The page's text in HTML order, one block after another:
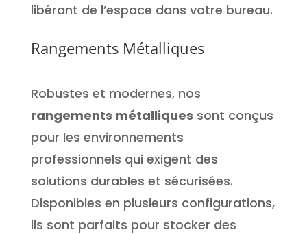
libérant de l’espace dans votre bureau.
Rangements Métalliques
Robustes et modernes, nos
rangements métalliques sont conçus
pour les environnements
professionnels qui exigent des
solutions durables et sécurisées.
Disponibles en plusieurs configurations,
ils sont parfaits pour stocker des